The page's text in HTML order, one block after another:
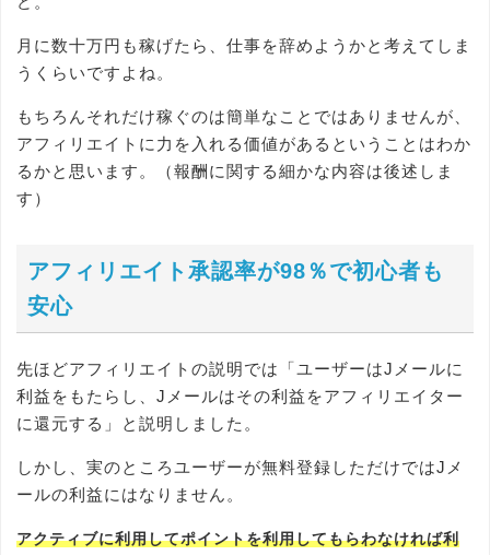
月に数十万円も稼げたら、仕事を辞めようかと考えてしま
うくらいですよね。
もちろんそれだけ稼ぐのは簡単なことではありませんが、
アフィリエイトに力を入れる価値があるということはわか
るかと思います。（報酬に関する細かな内容は後述しま
す）
アフィリエイト承認率が98％で初心者も
安心
先ほどアフィリエイトの説明では「ユーザーはJメールに
利益をもたらし、Jメールはその利益をアフィリエイター
に還元する」と説明しました。
しかし、実のところユーザーが無料登録しただけではJメ
ールの利益にはなりません。
アクティブに利用してポイントを利用してもらわなければ利